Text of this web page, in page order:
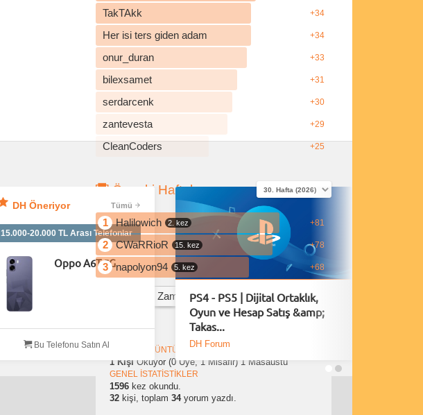
TakTAkk +34
Her isi ters giden adam +34
onur_duran +33
bilexsamet +31
serdarcenk +30
zantevesta +29
CleanCoders +25
Önceki Haftalar
1 Halilowich 2. kez +81
2 CWaRRioR 15. kez +78
3 napolyon94 5. kez +68
Tüm Zamanların En İyi Yorumcuları
ANLIK GÖRÜNTÜLEMELER
1 Kişi Okuyor (0 Üye, 1 Misafir) 1 Masaüstü
GENEL İSTATİSTİKLER
1596 kez okundu.
32 kişi, toplam 34yorum yazdı.
DH Öneriyor Tümü
15.000-20.000 TL Arası Telefonlar
Oppo A6T 5G
Bu Telefonu Satın Al
PS4 - PS5 | Dijital Ortaklık,
Oyun ve Hesap Satış &amp;
Takas...
DH Forum